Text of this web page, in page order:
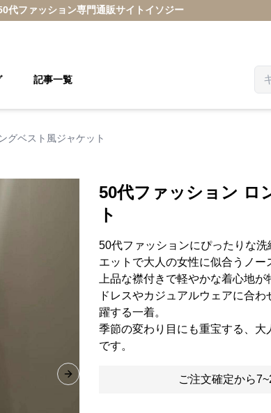
代ファッション専門通販サイト イソジー
記事一覧
グベスト風ジャケット
Next slide
50代ファッション ロ
ト
50代ファッションにぴったりな
エットで大人の女性に似合うノー
上品な襟付きで軽やかな着心地が
ドレスやカジュアルウェアに合
躍する一着。
季節の変わり目にも重宝する、
です。
ご注文確定から